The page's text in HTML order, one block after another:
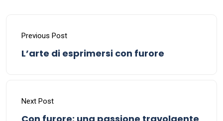
Previous Post
L’arte di esprimersi con furore
Next Post